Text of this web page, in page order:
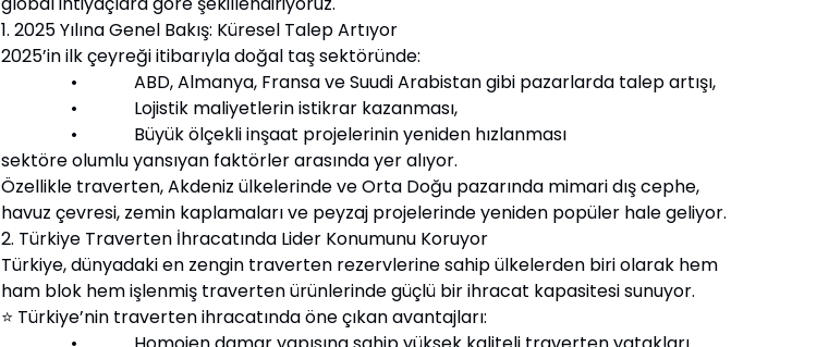
1. 2025 Yılına Genel Bakış: Küresel Talep Artıyor
2025’in ilk çeyreği itibarıyla doğal taş sektöründe:
• ABD, Almanya, Fransa ve Suudi Arabistan gibi pazarlarda talep artışı,
• Lojistik maliyetlerin istikrar kazanması,
• Büyük ölçekli inşaat projelerinin yeniden hızlanması
sektöre olumlu yansıyan faktörler arasında yer alıyor.
Özellikle traverten, Akdeniz ülkelerinde ve Orta Doğu pazarında mimari dış cephe,
havuz çevresi, zemin kaplamaları ve peyzaj projelerinde yeniden popüler hale geliyor.
2. Türkiye Traverten İhracatında Lider Konumunu Koruyor
Türkiye, dünyadaki en zengin traverten rezervlerine sahip ülkelerden biri olarak hem
ham blok hem işlenmiş traverten ürünlerinde güçlü bir ihracat kapasitesi sunuyor.
⭐ Türkiye’nin traverten ihracatında öne çıkan avantajları: